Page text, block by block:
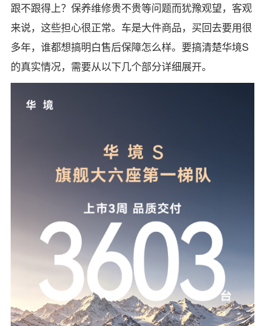
跟不跟得上？保养维修贵不贵等问题而犹豫观望，客观
来说，这些担心很正常。车是大件商品，买回去要用很
多年，谁都想搞明白售后保障怎么样。要搞清楚华境S
的真实情况，需要从以下几个部分详细展开。